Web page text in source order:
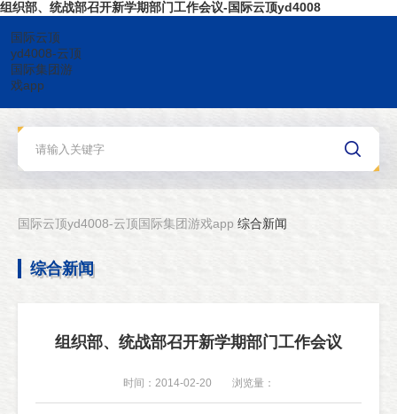
组织部、统战部召开新学期部门工作会议-国际云顶yd4008
国际云顶
yd4008-云顶
国际集团游
戏app
国际云顶yd4008-云顶国际集团游戏app 综合新闻
综合新闻
组织部、统战部召开新学期部门工作会议
时间：2014-02-20 浏览量：